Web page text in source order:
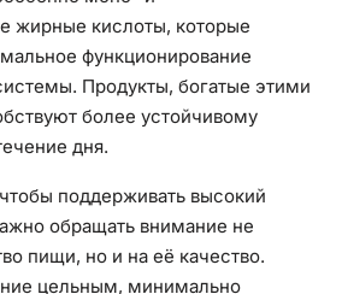
жирные кислоты, которые
функционирование
Продукты, богатые этими
более устойчивому
дня.
поддерживать высокий
обращать внимание не
пищи, но и на её качество.
цельным, минимально